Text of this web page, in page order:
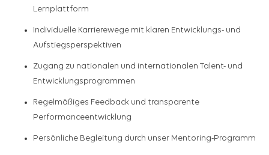
Lernplattform
Individuelle Karrierewege mit klaren Entwicklungs- und
Aufstiegsperspektiven
Zugang zu nationalen und internationalen Talent- und
Entwicklungsprogrammen
Regelmäßiges Feedback und transparente
Performanceentwicklung
Persönliche Begleitung durch unser Mentoring-Programm